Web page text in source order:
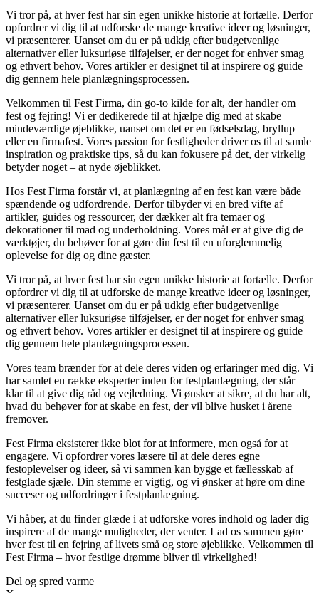
Vi tror på, at hver fest har sin egen unikke historie at fortælle. Derfor
opfordrer vi dig til at udforske de mange kreative ideer og løsninger,
vi præsenterer. Uanset om du er på udkig efter budgetvenlige
alternativer eller luksuriøse tilføjelser, er der noget for enhver smag
og ethvert behov. Vores artikler er designet til at inspirere og guide
dig gennem hele planlægningsprocessen.
Velkommen til Fest Firma, din go-to kilde for alt, der handler om
fest og fejring! Vi er dedikerede til at hjælpe dig med at skabe
mindeværdige øjeblikke, uanset om det er en fødselsdag, bryllup
eller en firmafest. Vores passion for festligheder driver os til at samle
inspiration og praktiske tips, så du kan fokusere på det, der virkelig
betyder noget – at nyde øjeblikket.
Hos Fest Firma forstår vi, at planlægning af en fest kan være både
spændende og udfordrende. Derfor tilbyder vi en bred vifte af
artikler, guides og ressourcer, der dækker alt fra temaer og
dekorationer til mad og underholdning. Vores mål er at give dig de
værktøjer, du behøver for at gøre din fest til en uforglemmelig
oplevelse for dig og dine gæster.
Vi tror på, at hver fest har sin egen unikke historie at fortælle. Derfor
opfordrer vi dig til at udforske de mange kreative ideer og løsninger,
vi præsenterer. Uanset om du er på udkig efter budgetvenlige
alternativer eller luksuriøse tilføjelser, er der noget for enhver smag
og ethvert behov. Vores artikler er designet til at inspirere og guide
dig gennem hele planlægningsprocessen.
Vores team brænder for at dele deres viden og erfaringer med dig. Vi
har samlet en række eksperter inden for festplanlægning, der står
klar til at give dig råd og vejledning. Vi ønsker at sikre, at du har alt,
hvad du behøver for at skabe en fest, der vil blive husket i årene
fremover.
Fest Firma eksisterer ikke blot for at informere, men også for at
engagere. Vi opfordrer vores læsere til at dele deres egne
festoplevelser og ideer, så vi sammen kan bygge et fællesskab af
festglade sjæle. Din stemme er vigtig, og vi ønsker at høre om dine
succeser og udfordringer i festplanlægning.
Vi håber, at du finder glæde i at udforske vores indhold og lader dig
inspirere af de mange muligheder, der venter. Lad os sammen gøre
hver fest til en fejring af livets små og store øjeblikke. Velkommen til
Fest Firma – hvor festlige drømme bliver til virkelighed!
Del og spred varme